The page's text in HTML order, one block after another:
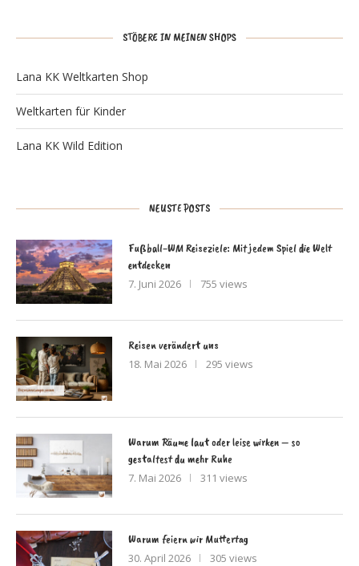
STÖBERE IN MEINEN SHOPS
Lana KK Weltkarten Shop
Weltkarten für Kinder
Lana KK Wild Edition
NEUSTE POSTS
Fußball-WM Reiseziele: Mit jedem Spiel die Welt
entdecken
7. Juni 2026 755 views
Reisen verändert uns
18. Mai 2026 295 views
Warum Räume laut oder leise wirken – so
gestaltest du mehr Ruhe
7. Mai 2026 311 views
Warum feiern wir Muttertag
30. April 2026 305 views